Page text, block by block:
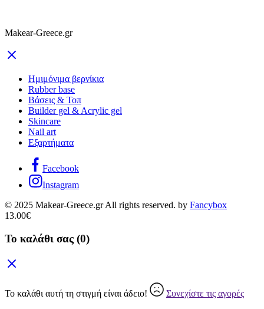
Makear-Greece.gr
Ημιμόνιμα βερνίκια
Rubber base
Βάσεις & Τοπ
Builder gel & Acrylic gel
Skincare
Nail art
Εξαρτήματα
Facebook
Instagram
© 2025 Makear-Greece.gr All rights reserved. by Fancybox
13.00€
Το καλάθι σας (0)
Το καλάθι αυτή τη στιγμή είναι άδειο! Συνεχίστε τις αγορές